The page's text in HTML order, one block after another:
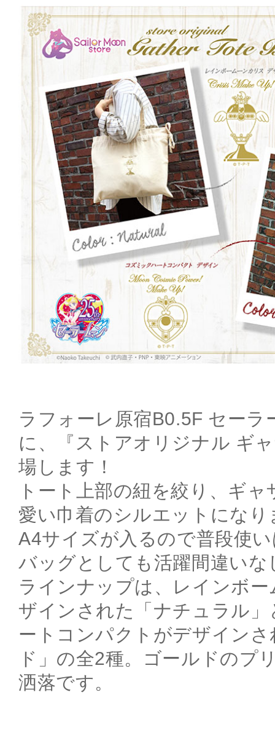
ラフォーレ原宿B0.5F セーラ
に、『ストアオリジナル ギ
場します！
トート上部の紐を絞り、ギ
愛い巾着のシルエットになり
A4サイズが入るので普段使
バッグとしても活躍間違いな
ラインナップは、レインボ
ザインされた「ナチュラル
ートコンパクトがデザイン
ド」の全2種。ゴールドのプ
洒落です。